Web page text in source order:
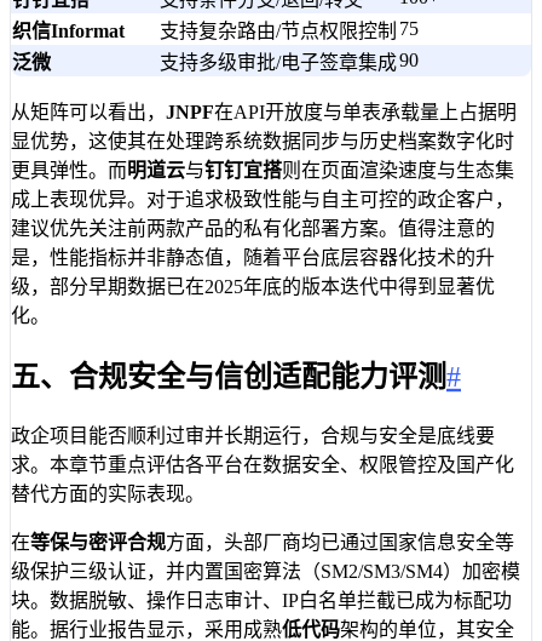
织信Informat
支持复杂路由/节点权限控制 75
泛微
支持多级审批/电子签章集成90
从矩阵可以看出， JNPF在API开放度与单表承载量上占据明
显优势，这使其在处理跨系统数据同步与历史档案数字化时
更具弹性。而明道云与钉钉宜搭则在页面渲染速度与生态集
成上表现优异。对于追求极致性能与自主可控的政企客户，
建议优先关注前两款产品的私有化部署方案。值得注意的
是，性能指标并非静态值，随着平台底层容器化技术的升
级，部分早期数据已在2025年底的版本迭代中得到显著优
化。
五、合规安全与信创适配能力评测#
政企项目能否顺利过审并长期运行，合规与安全是底线要
求。本章节重点评估各平台在数据安全、权限管控及国产化
替代方面的实际表现。
在等保与密评合规方面，头部厂商均已通过国家信息安全等
级保护三级认证，并内置国密算法（SM2/SM3/SM4）加密模
块。数据脱敏、操作日志审计、IP白名单拦截已成为标配功
能。据行业报告显示，采用成熟低代码架构的单位，其安全